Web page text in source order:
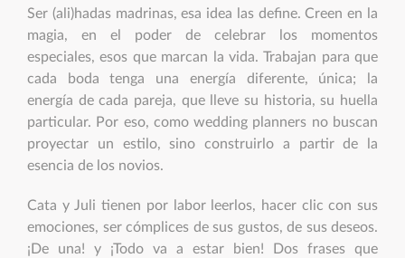
Ser (ali)hadas madrinas, esa idea las define. Creen en la
magia, en el poder de celebrar los momentos
especiales, esos que marcan la vida. Trabajan para que
cada boda tenga una energía diferente, única; la
energía de cada pareja, que lleve su historia, su huella
particular. Por eso, como wedding planners no buscan
proyectar un estilo, sino construirlo a partir de la
esencia de los novios.
Cata y Juli tienen por labor leerlos, hacer clic con sus
emociones, ser cómplices de sus gustos, de sus deseos.
¡De una! y ¡Todo va a estar bien! Dos frases que